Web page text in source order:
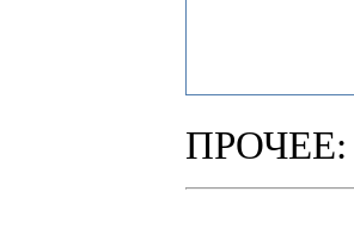
ПРОЧЕЕ: